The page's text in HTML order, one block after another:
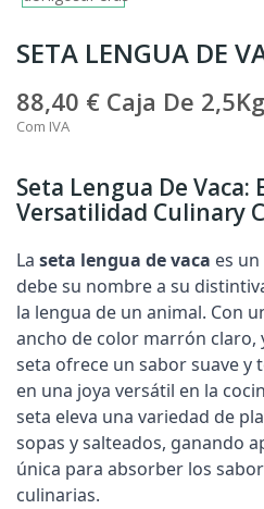
SETA LENGUA DE
88,40 € Caja De
Com IVA
Seta Lengua De
Versatilidad Culinary
La seta lengua de vaca es
debe su nombre a su
la lengua de un animal. Con
ancho de color marrón claro,
seta ofrece un sabor suave y
en una joya versátil en la
seta eleva una variedad de
sopas y salteados, ganando
única para absorber los
culinarias.